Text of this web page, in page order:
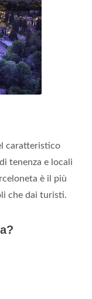
caratteristico
tenenza e locali
è il più
che dai turisti.